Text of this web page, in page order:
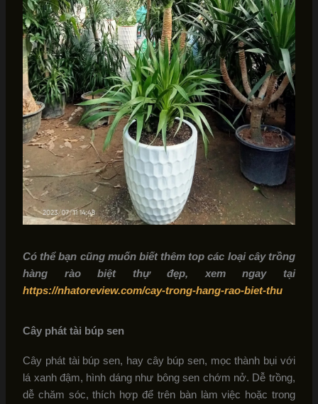
Có thể bạn cũng muốn biết thêm top các loại cây trồng
hàng rào biệt thự đẹp, xem ngay tại
https://nhatoreview.com/cay-trong-hang-rao-biet-thu
Cây phát tài búp sen
Cây phát tài búp sen, hay cây búp sen, mọc thành bụi với
lá xanh đậm, hình dáng như bông sen chớm nở. Dễ trồng,
dễ chăm sóc, thích hợp để trên bàn làm việc hoặc trong